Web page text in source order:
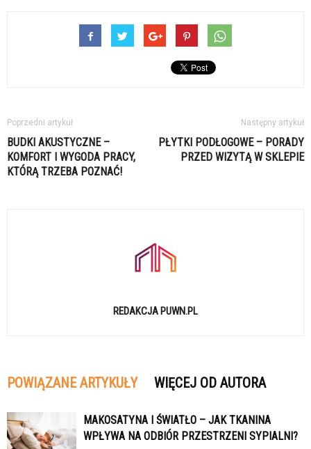
Poprzedni artykuł
BUDKI AKUSTYCZNE –
KOMFORT I WYGODA PRACY,
KTÓRĄ TRZEBA POZNAĆ!
Następny artykuł
PŁYTKI PODŁOGOWE – PORADY
PRZED WIZYTĄ W SKLEPIE
REDAKCJA PUWN.PL
POWIĄZANE ARTYKUŁY WIĘCEJ OD AUTORA
MAKOSATYNA I ŚWIATŁO – JAK TKANINA
WPŁYWA NA ODBIÓR PRZESTRZENI SYPIALNI?